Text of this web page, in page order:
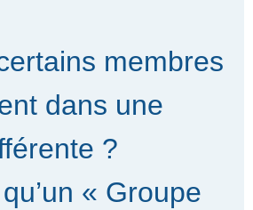
membres
dans une
?
« Groupe